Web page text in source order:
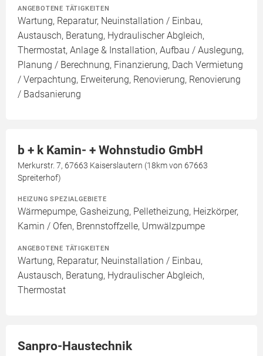
ANGEBOTENE TÄTIGKEITEN
Wartung, Reparatur, Neuinstallation / Einbau,
Austausch, Beratung, Hydraulischer Abgleich,
Thermostat, Anlage & Installation, Aufbau / Auslegung,
Planung / Berechnung, Finanzierung, Dach Vermietung
/ Verpachtung, Erweiterung, Renovierung, Renovierung
/ Badsanierung
b + k Kamin- + Wohnstudio GmbH
Merkurstr. 7, 67663 Kaiserslautern (18km von 67663
Spreiterhof)
HEIZUNG SPEZIALGEBIETE
Wärmepumpe, Gasheizung, Pelletheizung, Heizkörper,
Kamin / Ofen, Brennstoffzelle, Umwälzpumpe
ANGEBOTENE TÄTIGKEITEN
Wartung, Reparatur, Neuinstallation / Einbau,
Austausch, Beratung, Hydraulischer Abgleich,
Thermostat
Sanpro-Haustechnik